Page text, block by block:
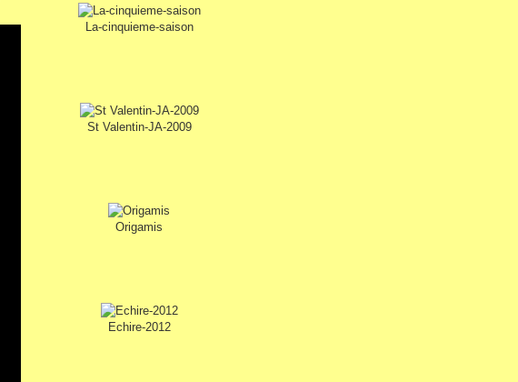
La-cinquieme-saison
St Valentin-JA-2009
Origamis
Echire-2012